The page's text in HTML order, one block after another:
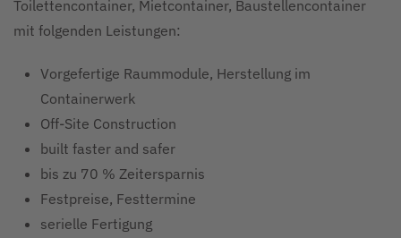
Toilettencontainer, Mietcontainer, Baustellencontainer
mit folgenden Leistungen:
Vorgefertige Raummodule, Herstellung im
Containerwerk
Off-Site Construction
built faster and safer
bis zu 70 % Zeitersparnis
Festpreise, Festtermine
serielle Fertigung